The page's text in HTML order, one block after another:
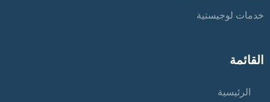
خدمات لوجيستية
القائمة
الرئيسية